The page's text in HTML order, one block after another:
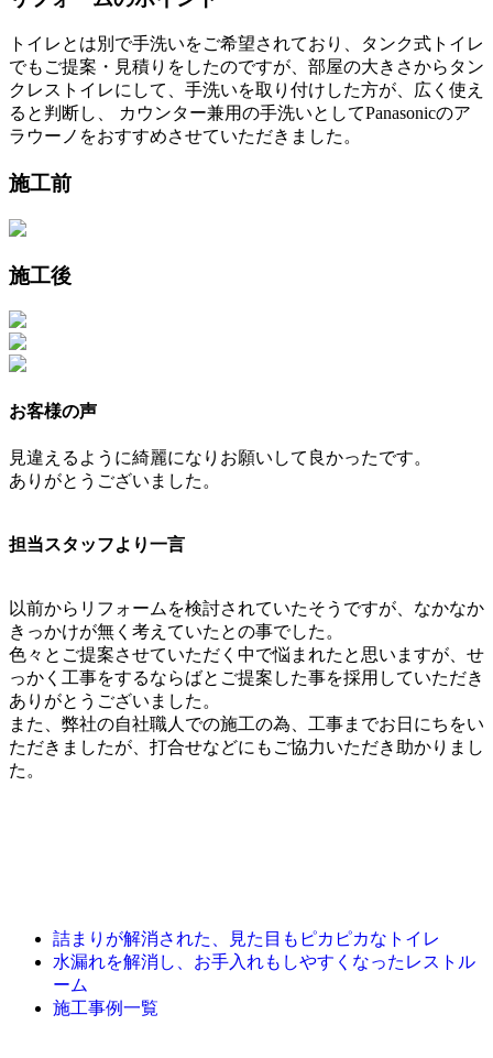
トイレとは別で手洗いをご希望されており、タンク式トイレ
でもご提案・見積りをしたのですが、部屋の大きさからタン
クレストイレにして、手洗いを取り付けした方が、広く使え
ると判断し、 カウンター兼用の手洗いとしてPanasonicのア
ラウーノをおすすめさせていただきました。
施工前
施工後
お客様の声
見違えるように綺麗になりお願いして良かったです。
ありがとうございました。
担当スタッフより一言
以前からリフォームを検討されていたそうですが、なかなか
きっかけが無く考えていたとの事でした。
色々とご提案させていただく中で悩まれたと思いますが、せ
っかく工事をするならばとご提案した事を採用していただき
ありがとうございました。
また、弊社の自社職人での施工の為、工事までお日にちをい
ただきましたが、打合せなどにもご協力いただき助かりまし
た。
詰まりが解消された、見た目もピカピカなトイレ
水漏れを解消し、お手入れもしやすくなったレストル
ーム
施工事例一覧